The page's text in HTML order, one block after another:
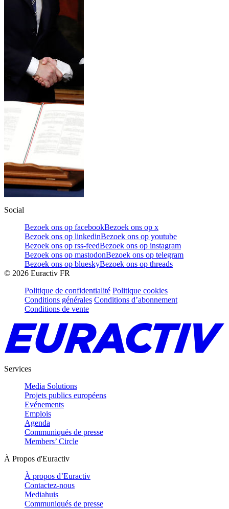
Social
Bezoek ons op facebookBezoek ons op x
Bezoek ons op linkedinBezoek ons op youtube
Bezoek ons op rss-feedBezoek ons op instagram
Bezoek ons op mastodonBezoek ons op telegram
Bezoek ons op blueskyBezoek ons op threads
© 2026 Euractiv FR
Politique de confidentialité Politique cookies
Conditions générales Conditions d’abonnement
Conditions de vente
Services
Media Solutions
Projets publics européens
Evénements
Emplois
Agenda
Communiqués de presse
Members’ Circle
À Propos d'Euractiv
À propos d’Euractiv
Contactez-nous
Mediahuis
Communiqués de presse